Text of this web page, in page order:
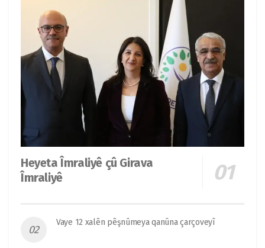
Heyeta Îmraliyê çû Girava
Îmraliyê
Vaye 12 xalên pêşnûmeya qanûna çarçoveyî